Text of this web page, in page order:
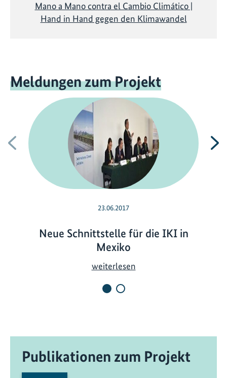
Mano a Mano contra el Cambio Climático |
Hand in Hand gegen den Klimawandel
Meldungen zum Projekt
Vorherige
23.06.2017
Neue Schnittstelle für die IKI in
Mexiko
weiterlesenN
n
Publikationen zum Projekt